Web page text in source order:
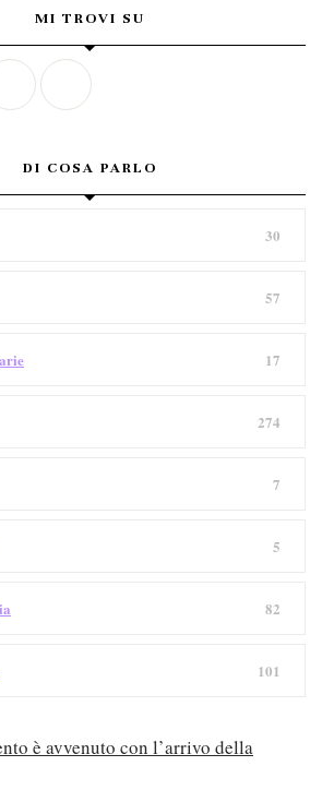
MI TROVI SU
DI COSA PARLO
30
57
17
274
7
5
82
101
è avvenuto con l’arrivo della